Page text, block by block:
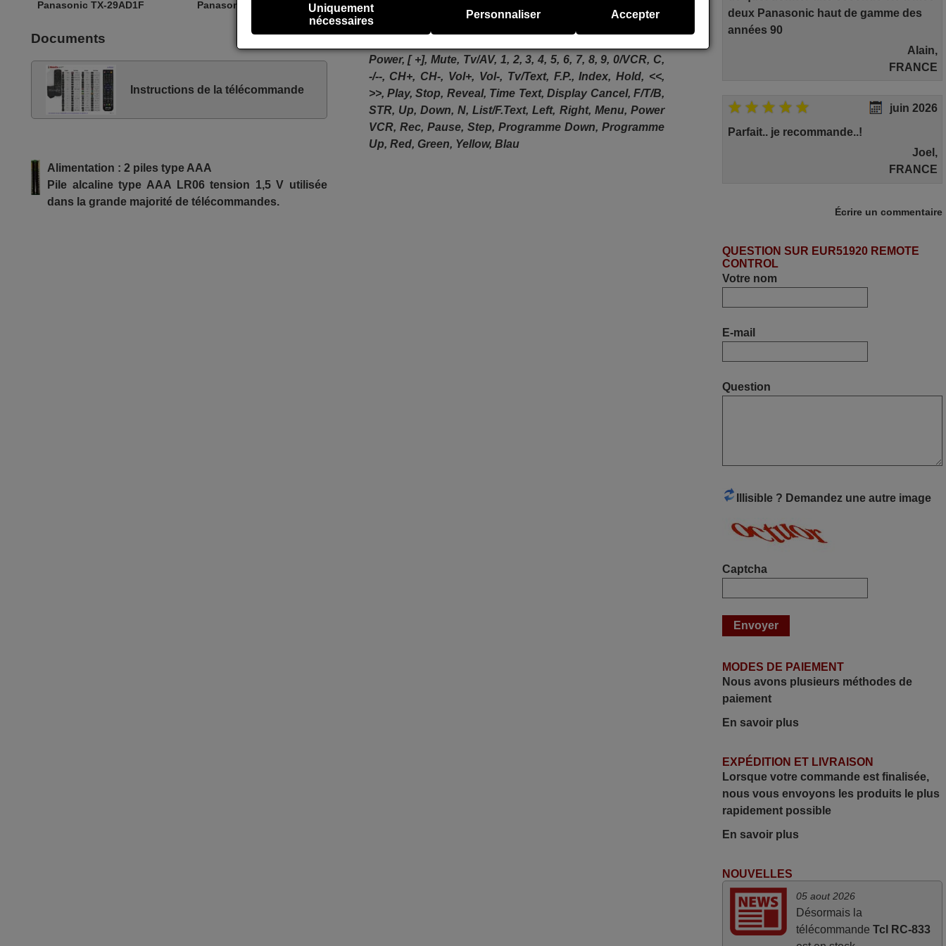
Panasonic TX-29AD1F
Panasonic TX-29AD2FB Panasonic TX-29AD3C
Documents
Instructions de la télécommande
Cette télécommande remplit toutes les fonctions de la
Power, [ +], Mute, Tv/AV, 1, 2, 3, 4, 5, 6, 7, 8, 9, 0/VCR, C,
-/--, CH+, CH-, Vol+, Vol-, Tv/Text, F.P., Index, Hold, <<,
>>, Play, Stop, Reveal, Time Text, Display Cancel, F/T/B,
STR, Up, Down, N, List/F.Text, Left, Right, Menu, Power
VCR, Rec, Pause, Step, Programme Down, Programme
Up, Red, Green, Yellow, Blau
Alimentation : 2 piles type AAA
Pile alcaline type AAA LR06 tension 1,5 V utilisée
dans la grande majorité de télécommandes.
deux Panasonic haut de gamme des
années 90
Alain,
FRANCE
juin 2026
Parfait.. je recommande..!
Joel,
FRANCE
avril 2026
effectuée a 13h30est deja traitée et
expédiée Je vous en remercie
d’avance et attend la réception Encore
et service rapide super.
Concerne la télécommande de
Wimius P20. Un avis provisoire avait
été émis car le délai de 24h était
dépassé, néanmoins j'ai reçu la
télécommande au cours du 3ème jour
ouvré, compatible avec mon besoin.
promesse. Le document permet de
connaître facilement la fonction des
différentes touches. De plus, elle est
directement utilisable moyennant
Écrire un commentaire
QUESTION SUR EUR51920 REMOTE
CONTROL
Votre nom
E-mail
Question
Illisible ? Demandez une autre image
Captcha
MODES DE PAIEMENT
Nous avons plusieurs méthodes de
paiement
En savoir plus
EXPÉDITION ET LIVRAISON
Lorsque votre commande est finalisée,
nous vous envoyons les produits le plus
rapidement possible
En savoir plus
NOUVELLES
05 aout 2026
Désormais la
télécommande Tcl RC-833
Uniquement
nécessaires
Personnaliser Accepter